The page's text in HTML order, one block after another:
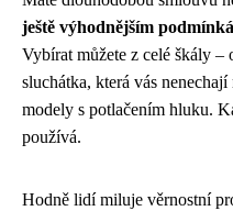
ještě výhodnějším
Vybírat můžete z celé škály –
sluchátka, která vás
modely s potlačením hluku.
používá.
Hodně lidí miluje věrnostní